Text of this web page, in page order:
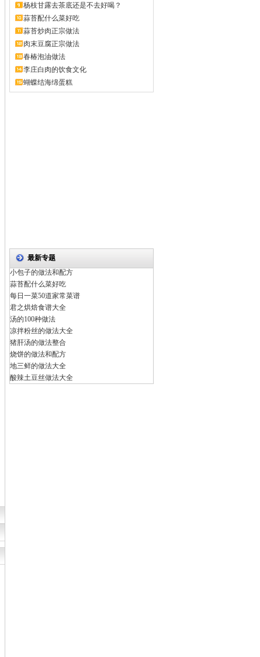
解...
杨枝甘露去茶底还是不去好喝？
蒜苔配什么菜好吃
蒜苔炒肉正宗做法
肉末豆腐正宗做法
春椿泡油做法
李庄白肉的饮食文化
蝴蝶结海绵蛋糕
最新专题
小包子的做法和配方
蒜苔配什么菜好吃
每日一菜50道家常菜谱
君之烘焙食谱大全
汤的100种做法
凉拌粉丝的做法大全
猪肝汤的做法整合
烧饼的做法和配方
地三鲜的做法大全
酸辣土豆丝做法大全